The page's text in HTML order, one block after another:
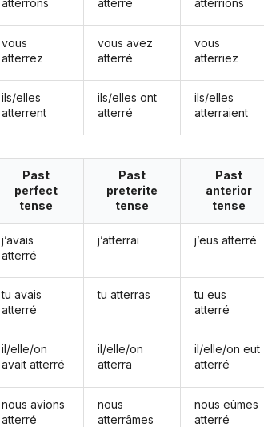
atterrons
vous
atterrez
ils/elles
atterrent
atterré
vous avez
atterré
ils/elles ont
atterré
atterrions
vous
atterriez
ils/elles
atterraient
Past
perfect
tense
j’avais
atterré
tu avais
atterré
il/elle/on
avait atterré
nous avions
atterré
Past
preterite
tense
j’atterrai
tu atterras
il/elle/on
atterra
nous
atterrâmes
Past
anterior
tense
j’eus atterré
tu eus
atterré
il/elle/on eut
atterré
nous eûmes
atterré